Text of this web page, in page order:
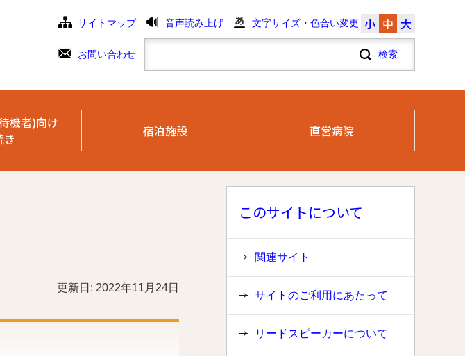
サイトマップ 音声読み上げ 文字サイズ・色合い変更 小 中 大
お問い合わせ
機者)向け
き
宿泊施設 直営病院
更新日: 2022年11月24日
このサイトについて
関連サイト
サイトのご利用にあたって
リードスピーカーについて